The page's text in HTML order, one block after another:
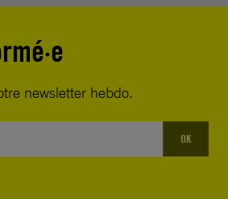
newsletter hebdo.
OK